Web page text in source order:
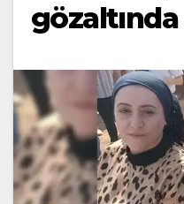
gözaltında